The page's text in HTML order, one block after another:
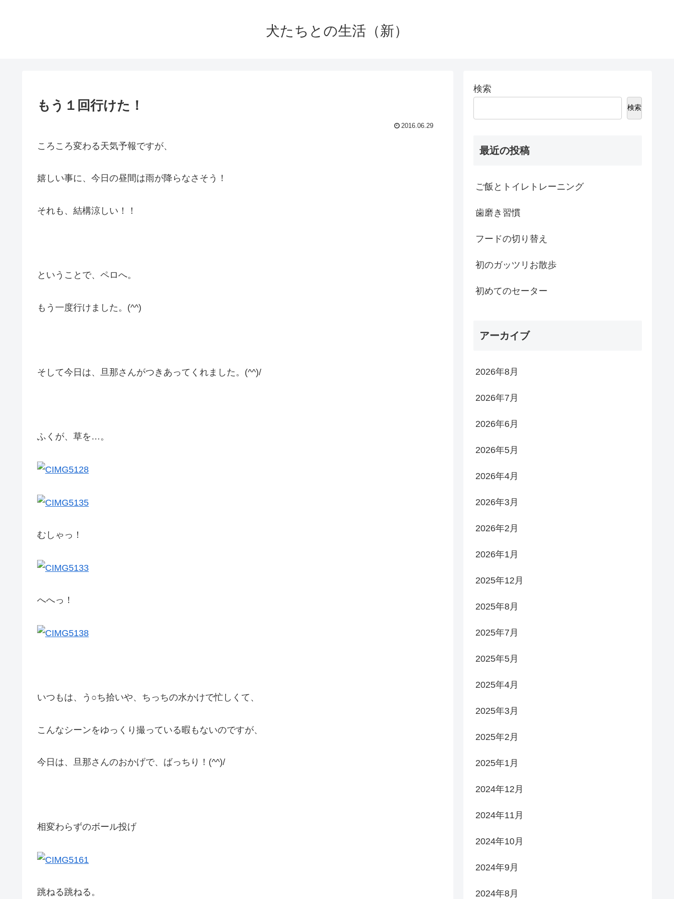
犬たちとの生活（新）
もう１回行けた！
2016.06.29
ころころ変わる天気予報ですが、
嬉しい事に、今日の昼間は雨が降らなさそう！
それも、結構涼しい！！
ということで、ペロへ。
もう一度行けました。(^^)
そして今日は、旦那さんがつきあってくれました。(^^)/
ふくが、草を…。
むしゃっ！
へへっ！
いつもは、う○ち拾いや、ちっちの水かけで忙しくて、
こんなシーンをゆっくり撮っている暇もないのですが、
今日は、旦那さんのおかげで、ばっちり！(^^)/
相変わらずのボール投げ
跳ねる跳ねる。
検索
検索
最近の投稿
ご飯とトイレトレーニング
歯磨き習慣
フードの切り替え
初のガッツリお散歩
初めてのセーター
アーカイブ
2026年8月
2026年7月
2026年6月
2026年5月
2026年4月
2026年3月
2026年2月
2026年1月
2025年12月
2025年8月
2025年7月
2025年5月
2025年4月
2025年3月
2025年2月
2025年1月
2024年12月
2024年11月
2024年10月
2024年9月
2024年8月